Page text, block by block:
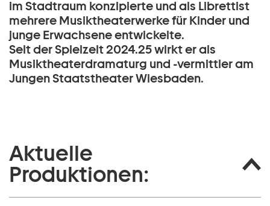
im Stadtraum konzipierte und als Librettist
mehrere Musiktheaterwerke für Kinder und
junge Erwachsene entwickelte.
Seit der Spielzeit 2024.25 wirkt er als
Musiktheaterdramaturg und -vermittler am
Jungen Staatstheater Wiesbaden.
Aktuelle
Produktionen: